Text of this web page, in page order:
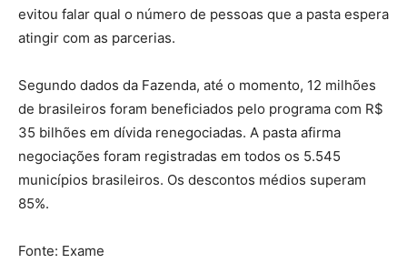
evitou falar qual o número de pessoas que a pasta espera
atingir com as parcerias.
Segundo dados da Fazenda, até o momento, 12 milhões
de brasileiros foram beneficiados pelo programa com R$
35 bilhões em dívida renegociadas. A pasta afirma
negociações foram registradas em todos os 5.545
municípios brasileiros. Os descontos médios superam
85%.
Fonte: Exame